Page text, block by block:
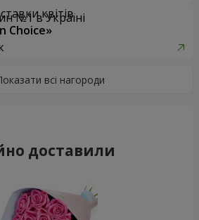
квітів
Choice»
доставили